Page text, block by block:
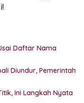
Daftar Nama
Diundur, Pemerintah
Ini Langkah Nyata